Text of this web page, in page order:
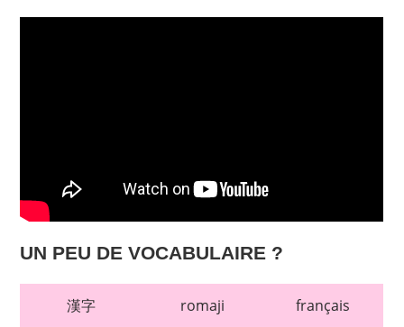
UN PEU DE VOCABULAIRE ?
漢字 romaji français